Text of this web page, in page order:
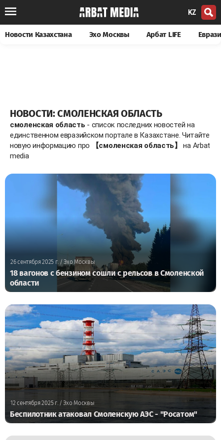
KZ
Новости Казахстана Эхо Москвы Арбат LIFE
НОВОСТИ: СМОЛЕНСКАЯ ОБЛАСТЬ
смоленская область - список последних новостей на
единственном евразийском портале в Казахстане. Читайте
новую информацию про
【смоленская область】
на Arbat
media
26 сентября 2025 г./ Эхо Москвы
18 вагонов с бензином сошли с рельсов в Смоленской
области
12 сентября 2025 г./ Эхо Москвы
Беспилотник атаковал Смоленскую АЭС - "Росатом"